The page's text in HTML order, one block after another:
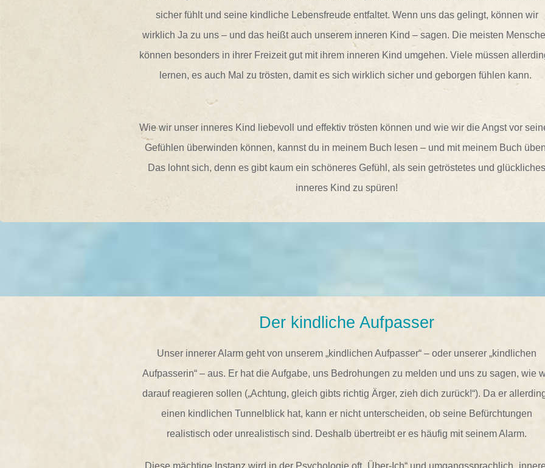
sicher fühlt und seine kindliche Lebensfreude entfaltet. Wenn uns das gelingt, können wir
wirklich Ja zu uns – und das heißt auch unserem inneren Kind – sagen. Die meisten
können besonders in ihrer Freizeit gut mit ihrem inneren Kind umgehen. Viele müssen
lernen, es auch Mal zu trösten, damit es sich wirklich sicher und geborgen fühlen kann.
Wie wir unser inneres Kind liebevoll und effektiv trösten können und wie wir die Angst vor
Gefühlen überwinden können, kannst du in meinem Buch lesen – und mit meinem Buch
Das lohnt sich, denn es gibt kaum ein schöneres Gefühl, als sein getröstetes und glückliches
inneres Kind zu spüren!
Der kindliche Aufpasser
Unser innerer Alarm geht von unserem „kindlichen Aufpasser“ – oder unserer „kindlichen
Aufpasserin“ – aus. Er hat die Aufgabe, uns Bedrohungen zu melden und uns zu sagen, wie
darauf reagieren sollen („Achtung, gleich gibts richtig Ärger, zieh dich zurück!“). Da er
einen kindlichen Tunnelblick hat, kann er nicht unterscheiden, ob seine Befürchtungen
realistisch oder unrealistisch sind. Deshalb übertreibt er es häufig mit seinem Alarm.
Diese mächtige Instanz wird in der Psychologie oft „Über-Ich“ und umgangssprachlich